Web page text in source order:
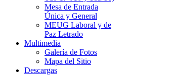
Mesa de Entrada
Única y General
MEUG Laboral y de
Paz Letrado
Multimedia
Galería de Fotos
Mapa del Sitio
Descargas